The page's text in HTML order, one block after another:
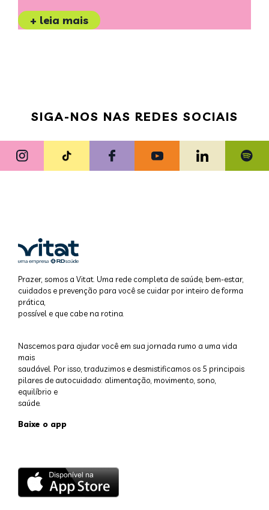
+ leia mais
SIGA-NOS NAS REDES SOCIAIS
Prazer, somos a Vitat. Uma rede completa de saúde, bem-estar,
cuidados e prevenção para você se cuidar por inteiro de forma
prática,
possível e que cabe na rotina.
Nascemos para ajudar você em sua jornada rumo a uma vida
mais
saudável. Por isso, traduzimos e desmistificamos os 5 principais
pilares de autocuidado: alimentação, movimento, sono,
equilíbrio e
saúde.
Baixe o app